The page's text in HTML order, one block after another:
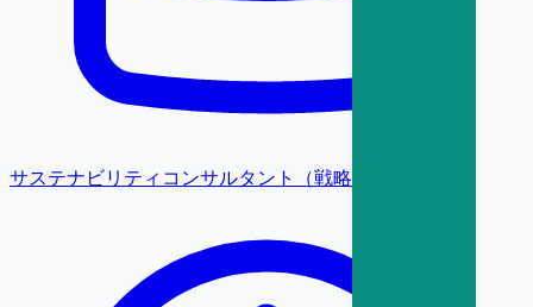
サステナビリティコンサルタント（戦略・変革）